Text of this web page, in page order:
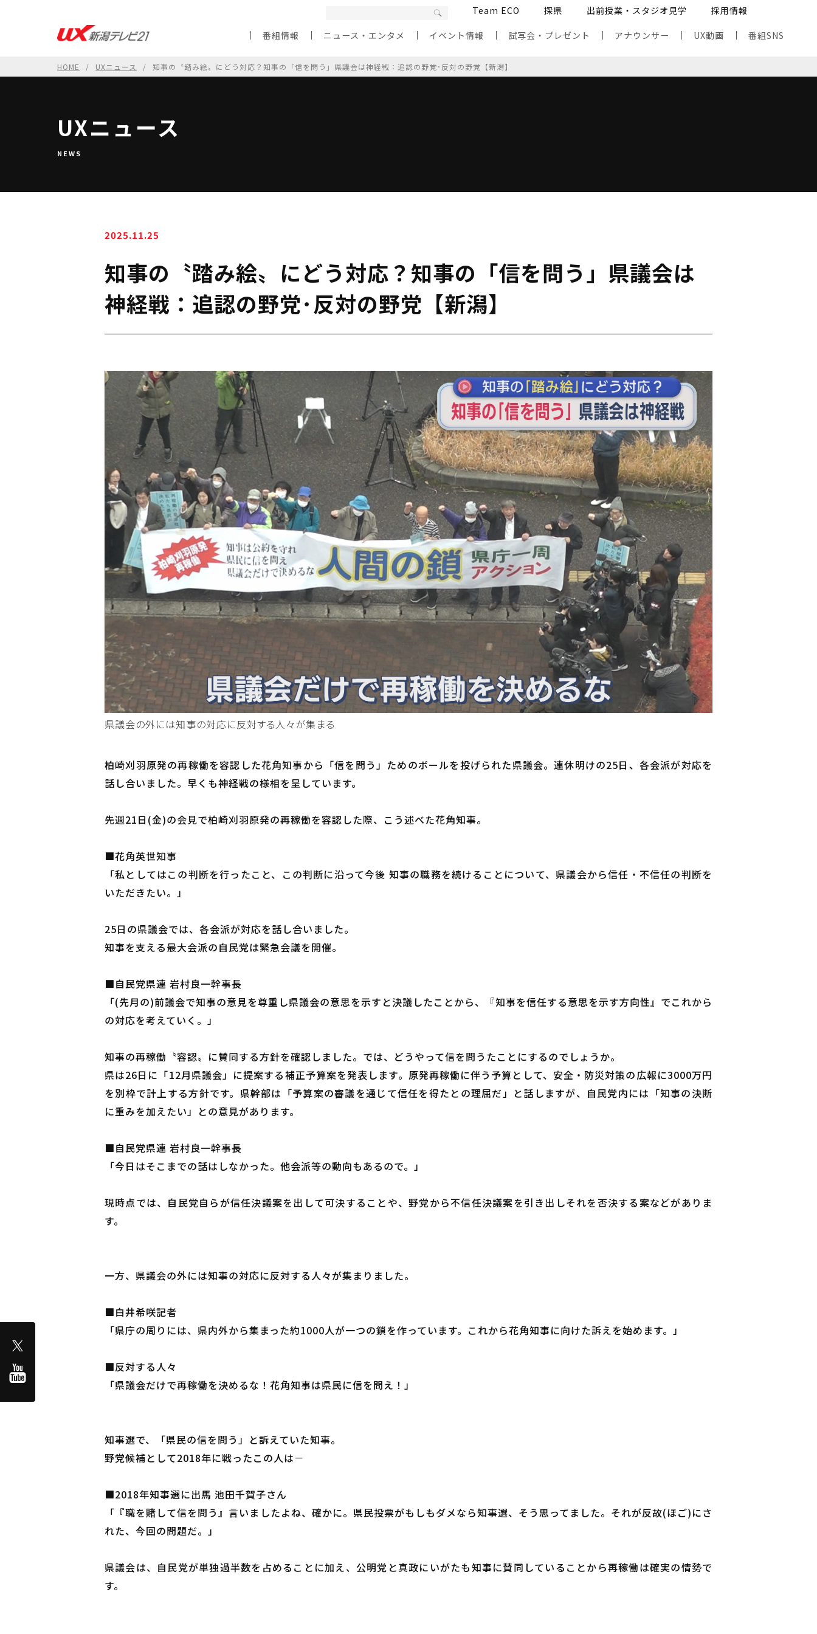
Team ECO 探県 出前授業・スタジオ見学 採用情報
番組情報 ニュース・エンタメ イベント情報 試写会・プレゼント アナウンサー UX動画 番組SNS
HOME UXニュース 知事の〝踏み絵〟にどう対応？知事の「信を問う」県議会は神経戦：追認の野党･反対の野党【新潟】
UXニュース
NEWS
2025.11.25
知事の〝踏み絵〟にどう対応？知事の「信を問う」県議会は
神経戦：追認の野党･反対の野党【新潟】
県議会の外には知事の対応に反対する人々が集まる
柏崎刈羽原発の再稼働を容認した花角知事から「信を問う」ためのボールを投げられた県議会。連休明けの25日、各会派が対応を
話し合いました。早くも神経戦の様相を呈しています。
先週21日(金)の会見で柏崎刈羽原発の再稼働を容認した際、こう述べた花角知事。
■花角英世知事
「私としてはこの判断を行ったこと、この判断に沿って今後 知事の職務を続けることについて、県議会から信任・不信任の判断を
いただきたい。」
25日の県議会では、各会派が対応を話し合いました。
知事を支える最大会派の自民党は緊急会議を開催。
■自民党県連 岩村良一幹事長
「(先月の)前議会で知事の意見を尊重し県議会の意思を示すと決議したことから、『知事を信任する意思を示す方向性』でこれから
の対応を考えていく。」
知事の再稼働〝容認〟に賛同する方針を確認しました。では、どうやって信を問うたことにするのでしょうか。
県は26日に「12月県議会」に提案する補正予算案を発表します。原発再稼働に伴う予算として、安全・防災対策の広報に3000万円
を別枠で計上する方針です。県幹部は「予算案の審議を通じて信任を得たとの理屈だ」と話しますが、自民党内には「知事の決断
に重みを加えたい」との意見があります。
■自民党県連 岩村良一幹事長
「今日はそこまでの話はしなかった。他会派等の動向もあるので。」
現時点では、自民党自らが信任決議案を出して可決することや、野党から不信任決議案を引き出しそれを否決する案などがありま
す。
一方、県議会の外には知事の対応に反対する人々が集まりました。
■白井希咲記者
「県庁の周りには、県内外から集まった約1000人が一つの鎖を作っています。これから花角知事に向けた訴えを始めます。」
■反対する人々
「県議会だけで再稼働を決めるな！花角知事は県民に信を問え！」
知事選で、「県民の信を問う」と訴えていた知事。
野党候補として2018年に戦ったこの人は－
■2018年知事選に出馬 池田千賀子さん
「『職を賭して信を問う』言いましたよね、確かに。県民投票がもしもダメなら知事選、そう思ってました。それが反故(ほご)にさ
れた、今回の問題だ。」
県議会は、自民党が単独過半数を占めることに加え、公明党と真政にいがたも知事に賛同していることから再稼働は確実の情勢で
す。